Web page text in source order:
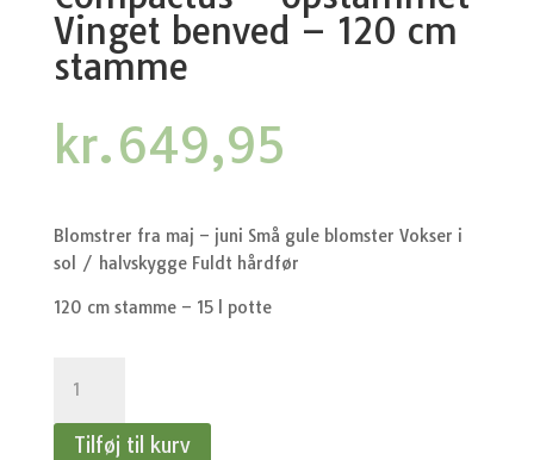
Vinget benved – 120 cm
stamme
kr.649,95
Blomstrer fra maj – juni Små gule blomster Vokser i
sol / halvskygge Fuldt hårdfør
120 cm stamme – 15 l potte
Alatus
Compactus
Tilføj til kurv